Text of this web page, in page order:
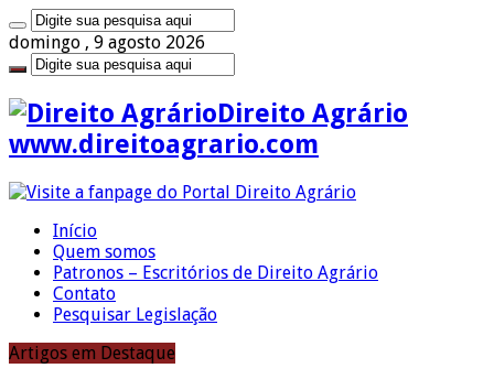
domingo , 9 agosto 2026
Direito Agrário
www.direitoagrario.com
Início
Quem somos
Patronos – Escritórios de Direito Agrário
Contato
Pesquisar Legislação
Artigos em Destaque